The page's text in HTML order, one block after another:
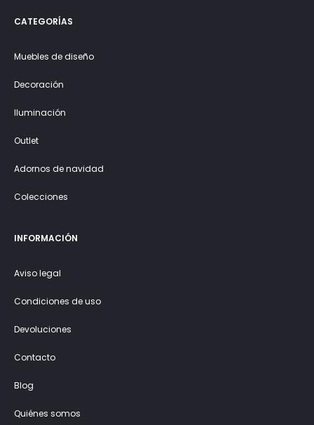
CATEGORÍAS
Muebles de diseño
Decoración
Iluminación
Outlet
Adornos de navidad
Colecciones
INFORMACIÓN
Aviso legal
Condiciones de uso
Devoluciones
Contacto
Blog
Quiénes somos